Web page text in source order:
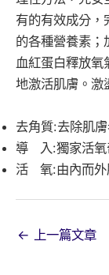
有的有效成分，
的各種營養素
血紅蛋白釋放氧
地激活肌膚。激
去角質:去除肌
導 入:獨家活氧
活 氧:由內而外
← 上一篇文章